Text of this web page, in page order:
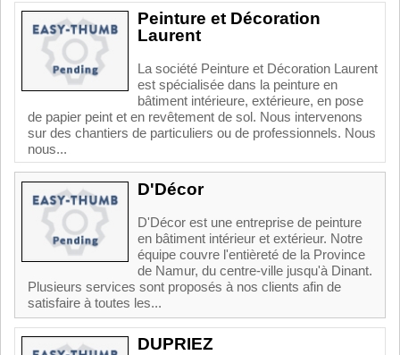
Peinture et Décoration
Laurent
La société Peinture et Décoration Laurent
est spécialisée dans la peinture en
bâtiment intérieure, extérieure, en pose
de papier peint et en revêtement de sol. Nous intervenons
sur des chantiers de particuliers ou de professionnels. Nous
nous...
D'Décor
D'Décor est une entreprise de peinture
en bâtiment intérieur et extérieur. Notre
équipe couvre l'entièreté de la Province
de Namur, du centre-ville jusqu'à Dinant.
Plusieurs services sont proposés à nos clients afin de
satisfaire à toutes les...
DUPRIEZ